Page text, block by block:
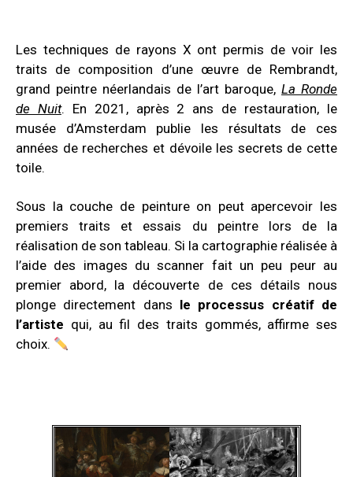
Les techniques de rayons X ont permis de voir les
traits de composition d’une œuvre de Rembrandt,
grand peintre néerlandais de l’art baroque, La Ronde
de Nuit. En 2021, après 2 ans de restauration, le
musée d’Amsterdam publie les résultats de ces
années de recherches et dévoile les secrets de cette
toile.
Sous la couche de peinture on peut apercevoir les
premiers traits et essais du peintre lors de la
réalisation de son tableau. Si la cartographie réalisée à
l’aide des images du scanner fait un peu peur au
premier abord, la découverte de ces détails nous
plonge directement dans le processus créatif de
l’artiste qui, au fil des traits gommés, affirme ses
choix.